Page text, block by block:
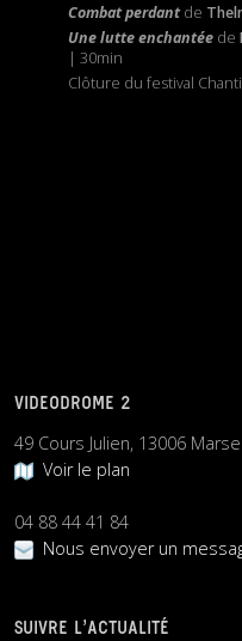
Combat perdant de
Une lutte enchantéede
| 30min
Clôture du festival
VIDEODROME 2
49 Cours Julien, 13006
Voir le plan
04 88 44 41 84
Nous envoyer un
SUIVRE L’ACTUALITÉ